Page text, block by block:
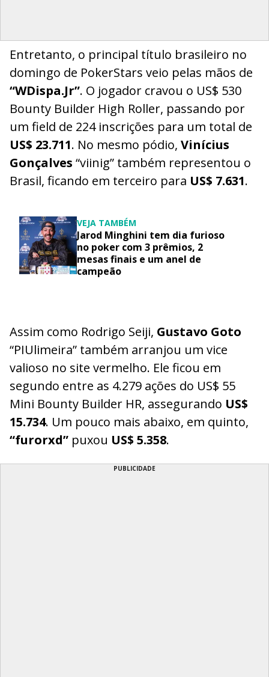
Entretanto, o principal título brasileiro no
domingo de PokerStars veio pelas mãos de
“WDispa.Jr”. O jogador cravou o US$ 530
Bounty Builder High Roller, passando por
um field de 224 inscrições para um total de
US$ 23.711. No mesmo pódio, Vinícius
Gonçalves “viinig” também representou o
Brasil, ficando em terceiro para US$ 7.631.
VEJA TAMBÉM
Jarod Minghini tem dia furioso
no poker com 3 prêmios, 2
mesas finais e um anel de
campeão
Assim como Rodrigo Seiji, Gustavo Goto
“PIUlimeira” também arranjou um vice
valioso no site vermelho. Ele ficou em
segundo entre as 4.279 ações do US$ 55
Mini Bounty Builder HR, assegurando US$
15.734. Um pouco mais abaixo, em quinto,
“furorxd” puxou US$ 5.358.
PUBLICIDADE